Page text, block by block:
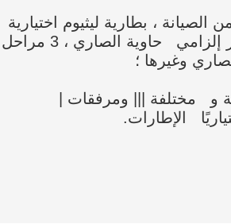
2. معيار 2-مرحلتين 3000mm الصاري ، غير إلزامي حاوية الصاري ، 3 مراحل